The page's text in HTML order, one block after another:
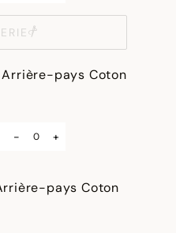
pays Coton
- +
pays Coton